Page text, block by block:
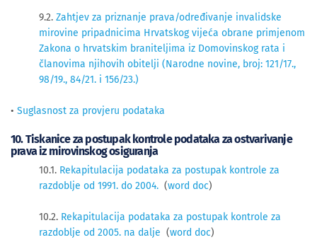
9.2. Zahtjev za priznanje prava/određivanje invalidske
mirovine pripadnicima Hrvatskog vijeća obrane primjenom
Zakona o hrvatskim braniteljima iz Domovinskog rata i
članovima njihovih obitelji (Narodne novine, broj: 121/17.,
98/19., 84/21. i 156/23.)
• Suglasnost za provjeru podataka
10. Tiskanice za postupak kontrole podataka za ostvarivanje
prava iz mirovinskog osiguranja
10.1. Rekapitulacija podataka za postupak kontrole za
razdoblje od 1991. do 2004. (word doc)
10.2. Rekapitulacija podataka za postupak kontrole za
razdoblje od 2005. na dalje (word doc)